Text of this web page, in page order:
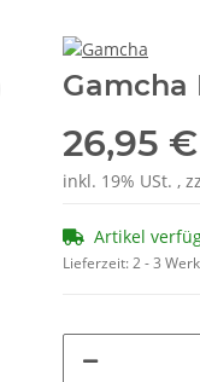
Gamcha
26,95 €
inkl. 19% USt. ,
Artikel
Lieferzeit:2 - 3